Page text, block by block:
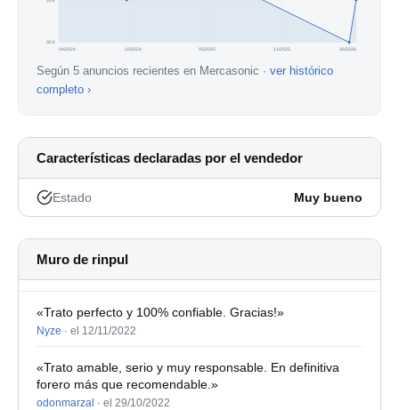
30 €
04/2024 10/2024 05/2025 11/2025 06/2026
Según 5 anuncios recientes en Mercasonic · ver histórico
completo ›
Características declaradas por el vendedor
Estado Muy bueno
Muro de rinpul
«Trato perfecto y 100% confiable. Gracias!»
Nyze · el 12/11/2022
«Trato amable, serio y muy responsable. En definitiva
forero más que recomendable.»
odonmarzal · el 29/10/2022